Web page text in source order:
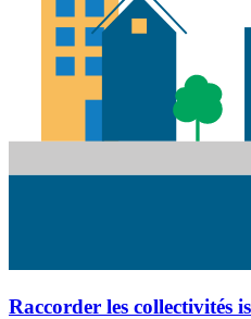
Raccorder les collectivités